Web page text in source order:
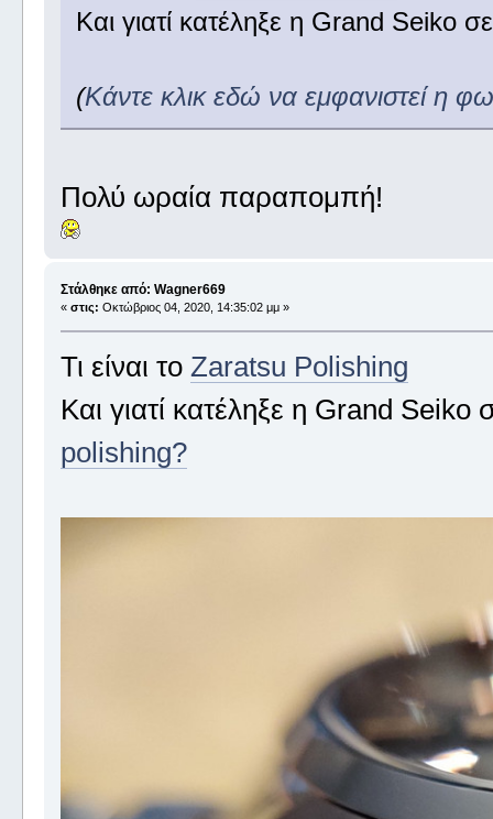
Και γιατί κατέληξε η Grand Seiko
(Κάντε κλικ εδώ να εμφανιστεί η
Πολύ ωραία παραπομπή!
Στάλθηκε από: Wagner669
« στις: Οκτώβριος 04, 2020, 14:35:02 μμ »
Τι είναι το Zaratsu Polishing
Και γιατί κατέληξε η Grand Seiko
polishing?